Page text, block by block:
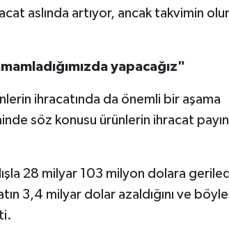
aslında artıyor, ancak takvimin
yapacağız"
ihracatında da önemli bir aşama
söz konusu ürünlerin ihracat
28 milyar 103 milyon dolara
3,4 milyar dolar azaldığını ve